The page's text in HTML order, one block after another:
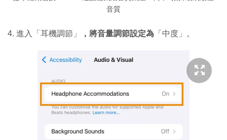
音質
4. 進入「耳機調節」 ，將音量調節設定為 「中度」。